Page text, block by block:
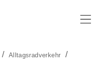
Alltagsradverkehr